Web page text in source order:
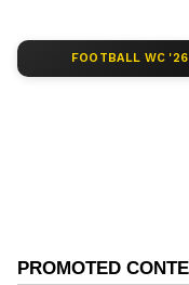
FOOTBALL WC '26